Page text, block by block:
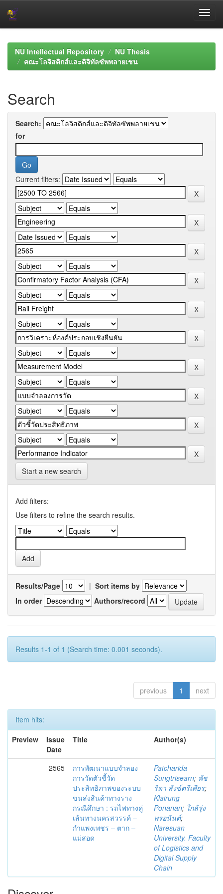
navigationNU Intellectual Repository
NU Thesis
คณะโลจิสติกส์และดิจิทัลซัพพลายเชน
Search
Search:
for
Current filters:
Start a new search
Add filters:
Use filters to refine the search results.
Results/Page | Sort items by
In order
Authors/record
Results 1-1 of 1 (Search time: 0.001 seconds).
previous 1 next
Item hits:
Preview
Issue
Date
Title Author(s)
2565
การพัฒนาแบบจำลอง
การวัดตัวชี้วัด
ประสิทธิภาพของระบบ
ขนส่งสินค้าทางราง
กรณีศึกษา : รถไฟทางคู่
เส้นทางนครสวรรค์ –
กำแพงเพชร – ตาก –
แม่สอด
Patcharida
Sungtrisearn; พัช
ริดา สังข์ตรีเศียร;
Klairung
Ponanan; ใกล้รุ่ง
พรอนันต์;
Naresuan
University. Faculty
of Logistics and
Digital Supply
Chain